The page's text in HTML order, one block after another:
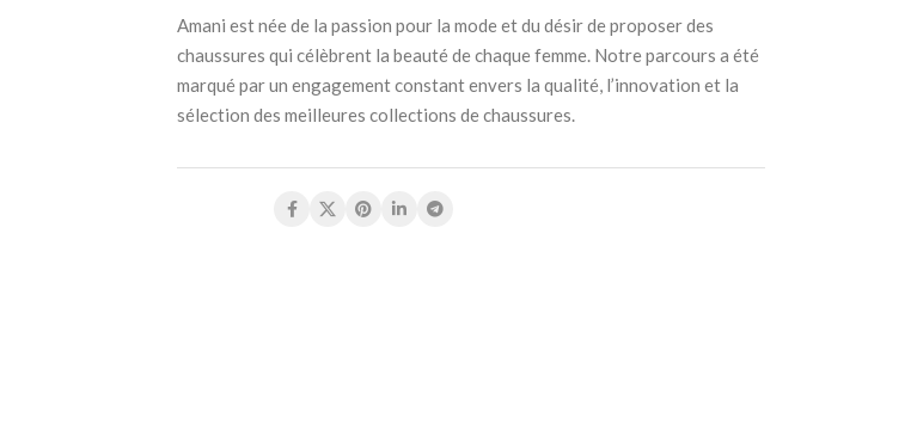
Amani est née de la passion pour la mode et du désir de proposer des
chaussures qui célèbrent la beauté de chaque femme. Notre parcours a été
marqué par un engagement constant envers la qualité, l’innovation et la
sélection des meilleures collections de chaussures.